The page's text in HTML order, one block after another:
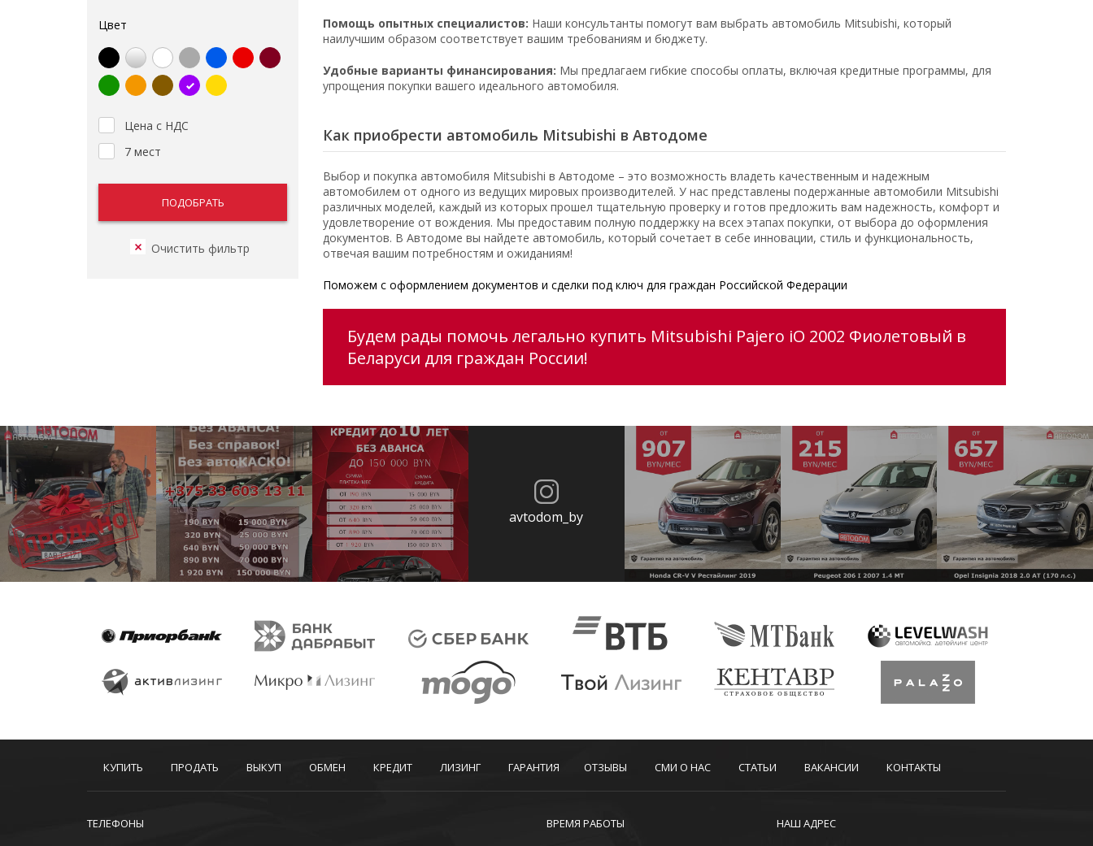
Цвет
Цена с НДС
7 мест
Помощь опытных специалистов: Наши консультанты помогут вам выбрать автомобиль Mitsubishi, который
наилучшим образом соответствует вашим требованиям и бюджету.
Удобные варианты финансирования: Мы предлагаем гибкие способы оплаты, включая кредитные программы, для
упрощения покупки вашего идеального автомобиля.
Как приобрести автомобиль Mitsubishi в Автодоме
Выбор и покупка автомобиля Mitsubishi в Автодоме – это возможность владеть качественным и надежным
автомобилем от одного из ведущих мировых производителей. У нас представлены подержанные автомобили Mitsubishi
различных моделей, каждый из которых прошел тщательную проверку и готов предложить вам надежность, комфорт и
удовлетворение от вождения. Мы предоставим полную поддержку на всех этапах покупки, от выбора до оформления
документов. В Автодоме вы найдете автомобиль, который сочетает в себе инновации, стиль и функциональность,
отвечая вашим потребностям и ожиданиям!
Поможем с оформлением документов и сделки под ключ для граждан Российской Федерации
Будем рады помочь легально купить Mitsubishi Pajero iO 2002 Фиолетовый в
Беларуси для граждан России!
avtodom_by
КУПИТЬ ПРОДАТЬ ВЫКУП ОБМЕН КРЕДИТ ЛИЗИНГ ГАРАНТИЯ ОТЗЫВЫ СМИ О НАС СТАТЬИ ВАКАНСИИ КОНТАКТЫ
ТЕЛЕФОНЫ ВРЕМЯ РАБОТЫ НАШ АДРЕС